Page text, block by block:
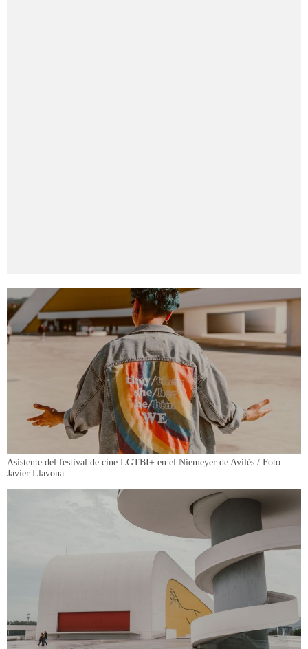
Asistente del festival de cine LGTBI+ en el Niemeyer de Avilés / Foto:
Javier Llavona